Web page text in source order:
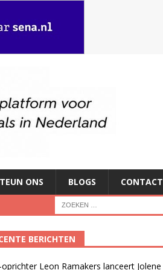
ONS BLOGS CONTACT
BERICHTEN
oprichter Leon Ramakers lanceert Jolene